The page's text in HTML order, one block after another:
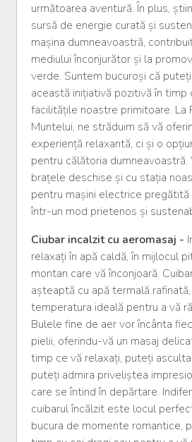
următoarea aventură. În plus,
sursă de energie curată și
mașina dumneavoastră,
mediului înconjurător și la
verde. Suntem bucuroși că
această inițiativă pozitivă în timp
facilitățile noastre primitoare. La
Muntelui, ne străduim să vă
experiență relaxantă, ci și o
pentru călătoria
brațele deschise și cu stația
pentru mașini electrice pregătită
într-un mod prietenos și
Ciubar incalzit cu aeromasaj -
relaxați în apă caldă, în mijlocul
montan care vă înconjoară.
așteaptă cu apă termală
temperatura ideală pentru a vă
Bulele fine de aer vor încânta
pielii, oferindu-vă un masaj
timp ce vă relaxați, puteți
puteți admira priveliștea
care se întind în depărtare.
cuibarul încălzit este locul
bucura de momente romantice,